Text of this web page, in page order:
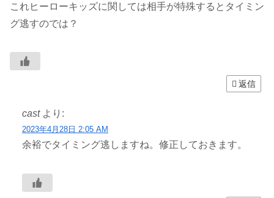
これヒーローキッズに関しては相手が特殊するとタイミン
グ逃すのでは？
返信
cast より:
2023年4月28日 2:05 AM
余裕でタイミング逃しますね。修正しておきます。